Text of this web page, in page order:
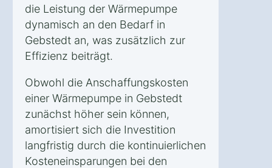
die Leistung der Wärmepumpe
dynamisch an den Bedarf in
Gebstedt an, was zusätzlich zur
Effizienz beiträgt.
Obwohl die Anschaffungskosten
einer Wärmepumpe in Gebstedt
zunächst höher sein können,
amortisiert sich die Investition
langfristig durch die kontinuierlichen
Kosteneinsparungen bei den